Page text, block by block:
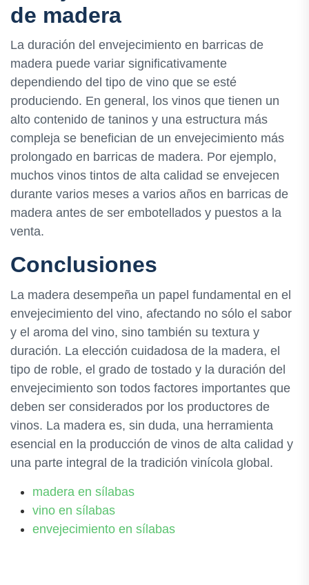
de madera
La duración del envejecimiento en barricas de
madera puede variar significativamente
dependiendo del tipo de vino que se esté
produciendo. En general, los vinos que tienen un
alto contenido de taninos y una estructura más
compleja se benefician de un envejecimiento más
prolongado en barricas de madera. Por ejemplo,
muchos vinos tintos de alta calidad se envejecen
durante varios meses a varios años en barricas de
madera antes de ser embotellados y puestos a la
venta.
Conclusiones
La madera desempeña un papel fundamental en el
envejecimiento del vino, afectando no sólo el sabor
y el aroma del vino, sino también su textura y
duración. La elección cuidadosa de la madera, el
tipo de roble, el grado de tostado y la duración del
envejecimiento son todos factores importantes que
deben ser considerados por los productores de
vinos. La madera es, sin duda, una herramienta
esencial en la producción de vinos de alta calidad y
una parte integral de la tradición vinícola global.
madera en sílabas
vino en sílabas
envejecimiento en sílabas